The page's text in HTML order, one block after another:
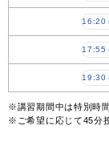
16:20
17:55
19:30
※講習期間中は特別時
※ご希望に応じて45分